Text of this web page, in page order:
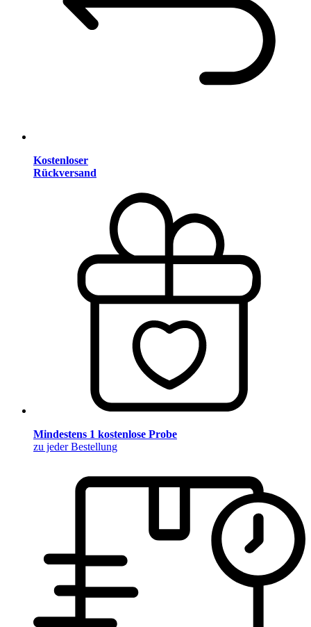
Kostenloser
Rückversand
Mindestens 1 kostenlose Probe
zu jeder Bestellung